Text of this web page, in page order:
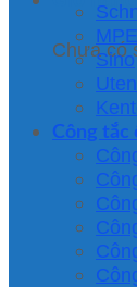
Chưa có
MPE
Sino
Uten
Công tắc